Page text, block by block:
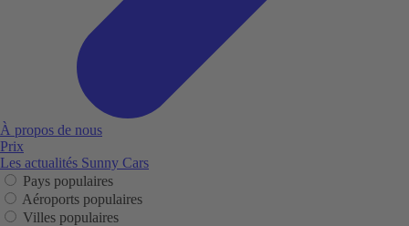
À propos de nous
Prix
Les actualités Sunny Cars
Pays populaires
Aéroports populaires
Villes populaires